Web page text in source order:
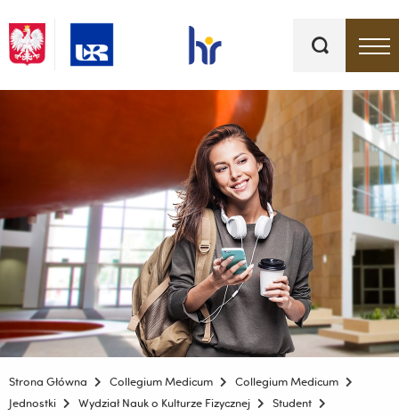
kluczowe
Strona Główna Collegium Medicum
Collegium Medicum
Jednostki
Wydział Nauk o Kulturze Fizycznej
Student